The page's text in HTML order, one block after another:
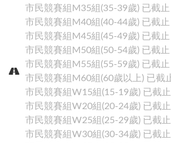
市民競賽組M35組(35-39歲) 已截止
市民競賽組M40組(40-44歲) 已截止
市民競賽組M45組(45-49歲) 已截止
市民競賽組M50組(50-54歲) 已截止
市民競賽組M55組(55-59歲) 已截止
市民競賽組M60組(60歲以上) 已截
市民競賽組W15組(15-19歲) 已截止
市民競賽組W20組(20-24歲) 已截止
市民競賽組W25組(25-29歲) 已截止
市民競賽組W30組(30-34歲) 已截止
賽事搜